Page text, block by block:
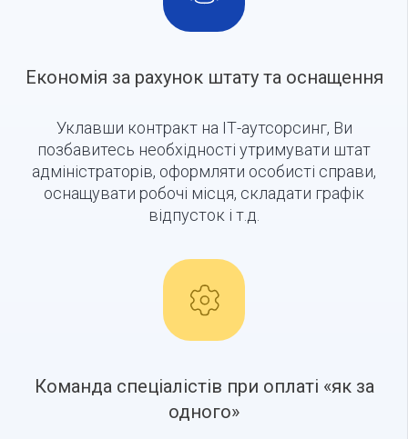
Економія за рахунок штату та оснащення
Уклавши контракт на ІТ-аутсорсинг, Ви
позбавитесь необхідності утримувати штат
адміністраторів, оформляти особисті справи,
оснащувати робочі місця, складати графік
відпусток і т.д.
Команда спеціалістів при оплаті «як за
одного»